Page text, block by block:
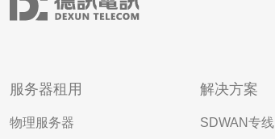
服务器租用
物理服务器
解决方案
SDWAN专线